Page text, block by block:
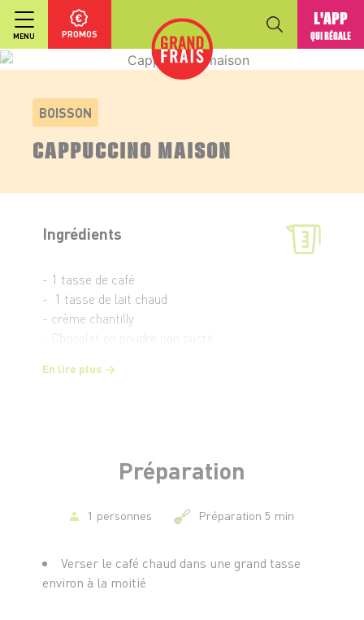
MENU PROMOS
L'APP
QUI RÉGALE
BOISSON
CAPPUCCINO MAISON
Ingrédients
- 1 tasse de café
- 1 tasse de lait chaud
- crème chantilly
- Chocolat en poudre non sucré
En lire plus
Préparation
1 personnes Préparation 5 min
Verser le café chaud dans une grand tasse
environ à la moitié